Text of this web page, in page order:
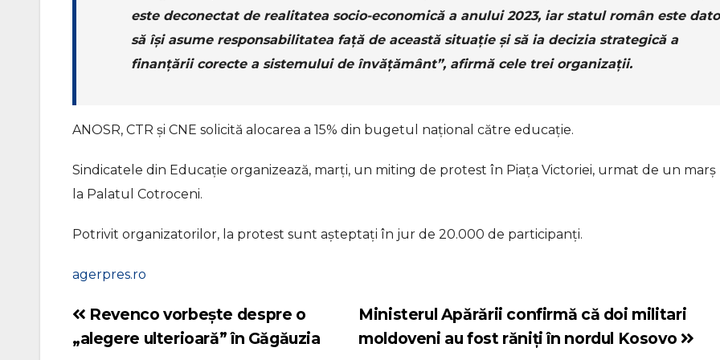
este deconectat de realitatea socio-economică a anului 2023, iar statul român este
să îşi asume responsabilitatea faţă de această situaţie şi să ia decizia strategică a
finanţării corecte a sistemului de învăţământ”, afirmă cele trei organizaţii.
ANOSR, CTR şi CNE solicită alocarea a 15% din bugetul naţional către educaţie.
Sindicatele din Educaţie organizează, marţi, un miting de protest în Piaţa Victoriei, urmat de un marş
la Palatul Cotroceni.
Potrivit organizatorilor, la protest sunt aşteptaţi în jur de 20.000 de participanţi.
agerpres.ro
Navigare
în
Ministerul Apărării confirmă că doi militari
moldoveni au fost răniți în nordul Kosovo
Revenco vorbește despre o
„alegere ulterioară” în Găgăuzia